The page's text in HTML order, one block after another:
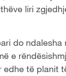
liri
do ndalesha
e
të planit